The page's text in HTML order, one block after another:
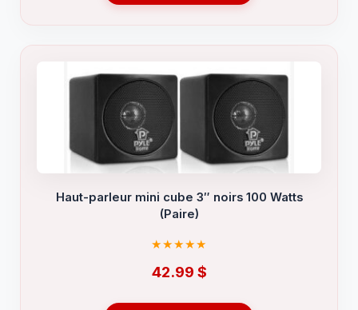
Haut-parleur mini cube 3″ noirs 100 Watts
(Paire)
42.99 $